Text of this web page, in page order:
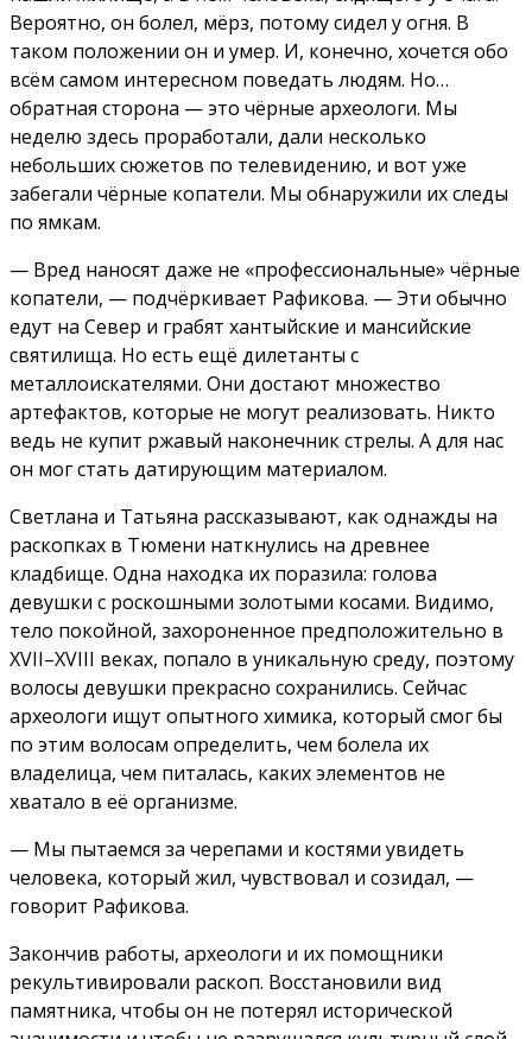
Вероятно, он болел, мёрз, потому сидел у огня. В
таком положении он и умер. И, конечно, хочется обо
всём самом интересном поведать людям. Но…
обратная сторона — это чёрные археологи. Мы
неделю здесь проработали, дали несколько
небольших сюжетов по телевидению, и вот уже
забегали чёрные копатели. Мы обнаружили их следы
по ямкам.
— Вред наносят даже не «профессиональные» чёрные
копатели, — подчёркивает Рафикова. — Эти обычно
едут на Север и грабят хантыйские и мансийские
святилища. Но есть ещё дилетанты с
металлоискателями. Они достают множество
артефактов, которые не могут реализовать. Никто
ведь не купит ржавый наконечник стрелы. А для нас
он мог стать датирующим материалом.
Светлана и Татьяна рассказывают, как однажды на
раскопках в Тюмени наткнулись на древнее
кладбище. Одна находка их поразила: голова
девушки с роскошными золотыми косами. Видимо,
тело покойной, захороненное предположительно в
XVII–XVIII веках, попало в уникальную среду, поэтому
волосы девушки прекрасно сохранились. Сейчас
археологи ищут опытного химика, который смог бы
по этим волосам определить, чем болела их
владелица, чем питалась, каких элементов не
хватало в её организме.
— Мы пытаемся за черепами и костями увидеть
человека, который жил, чувствовал и созидал, —
говорит Рафикова.
Закончив работы, археологи и их помощники
рекультивировали раскоп. Восстановили вид
памятника, чтобы он не потерял исторической